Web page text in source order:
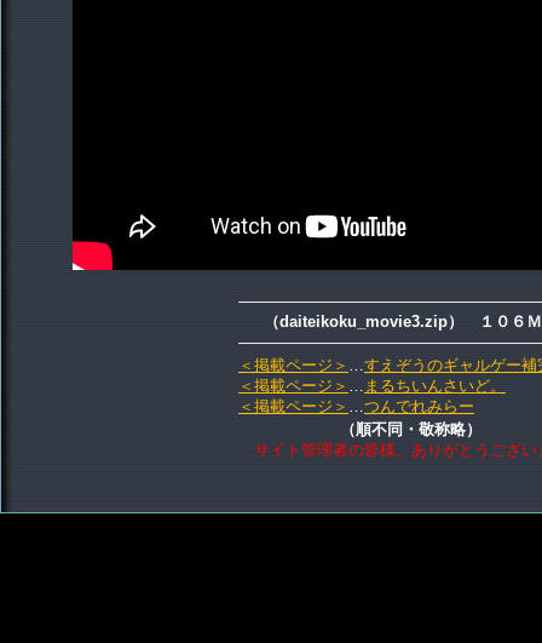
（daiteikoku_movie3.zip） １０６
＜掲載ページ＞ …すえぞうのギャルゲー補
＜掲載ページ＞ … まるちいんさいど。
＜掲載ページ＞ …つんでれみらー
（順不同・敬称略）
サイト管理者の皆様、ありがとうござい